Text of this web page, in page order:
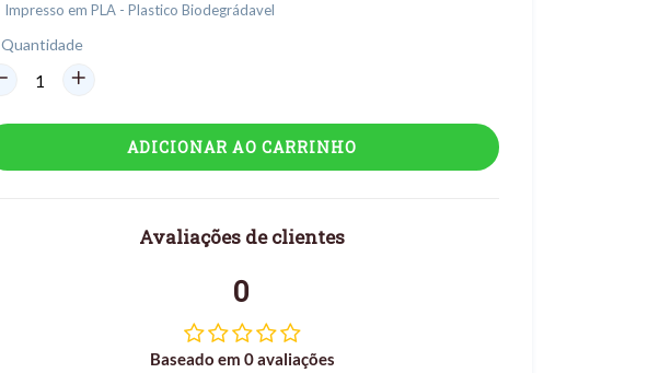
Impresso em PLA - Plastico Biodegrádavel
Quantidade
ADICIONAR AO CARRINHO
Avaliações de clientes
0
Baseado em 0 avaliações